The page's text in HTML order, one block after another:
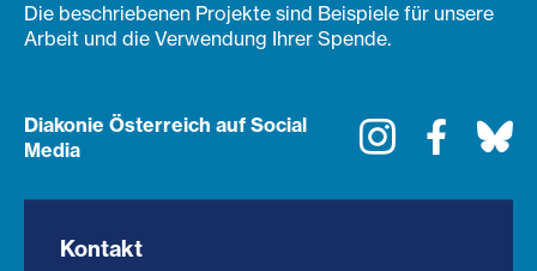
Die beschriebenen Projekte sind Beispiele für unsere
Arbeit und die Verwendung Ihrer Spende.
Diakonie Österreich auf Social
Media
Instagram
Kontakt